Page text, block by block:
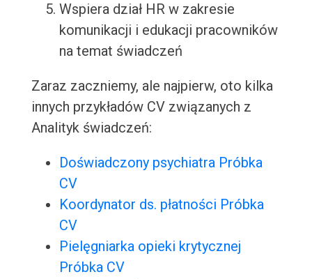
Wspiera dział HR w zakresie
komunikacji i edukacji pracowników
na temat świadczeń
Zaraz zaczniemy, ale najpierw, oto kilka
innych przykładów CV związanych z
Analityk świadczeń:
Doświadczony psychiatra Próbka
CV
Koordynator ds. płatności Próbka
CV
Pielęgniarka opieki krytycznej
Próbka CV